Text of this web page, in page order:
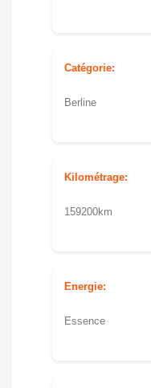
Catégorie:
Berline
Kilométrage:
159200km
Energie:
Essence